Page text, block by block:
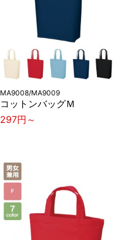
MA9008/MA9009
コットンバッグＭ
297円～